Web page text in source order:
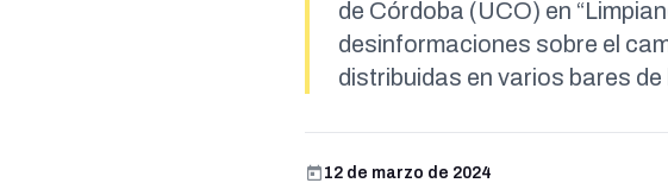
de Córdoba (UCO) en
desinformaciones sobre el
distribuidas en varios bares
12 de marzo de 2024